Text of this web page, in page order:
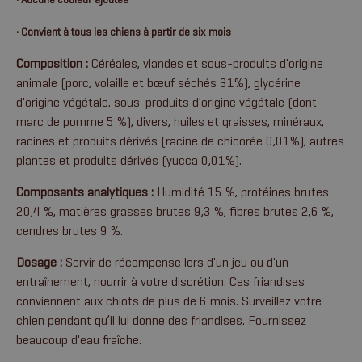
• Convient à tous les chiens à partir de six mois
Composition : Céréales, viandes et sous-produits d'origine
animale (porc, volaille et bœuf séchés 31%), glycérine
d'origine végétale, sous-produits d'origine végétale (dont
marc de pomme 5 %), divers, huiles et graisses, minéraux,
racines et produits dérivés (racine de chicorée 0,01%), autres
plantes et produits dérivés (yucca 0,01%).
Composants analytiques : Humidité 15 %, protéines brutes
20,4 %, matières grasses brutes 9,3 %, fibres brutes 2,6 %,
cendres brutes 9 %.
Dosage : Servir de récompense lors d'un jeu ou d'un
entraînement, nourrir à votre discrétion. Ces friandises
conviennent aux chiots de plus de 6 mois. Surveillez votre
chien pendant qu’il lui donne des friandises. Fournissez
beaucoup d'eau fraîche.